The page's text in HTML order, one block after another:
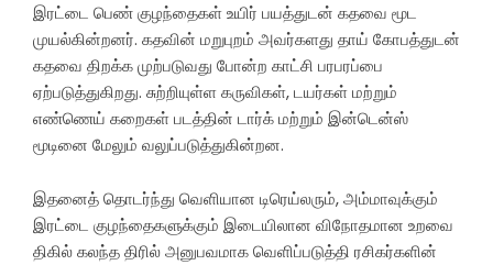
இரட்டை பெண் குழந்தைகள் உயிர் பயத்துடன் கதவை மூட
முயல்கின்றனர். கதவின் மறுபுறம் அவர்களது தாய் கோபத்துடன்
கதவை திறக்க முற்படுவது போன்ற காட்சி பரபரப்பை
ஏற்படுத்துகிறது. சுற்றியுள்ள கருவிகள், டயர்கள் மற்றும்
எண்ணெய் கறைகள் படத்தின் டார்க் மற்றும் இன்டென்ஸ்
மூடினை மேலும் வலுப்படுத்துகின்றன.
இதனைத் தொடர்ந்து வெளியான டிரெய்லரும், அம்மாவுக்கும்
இரட்டை குழந்தைகளுக்கும் இடையிலான விநோதமான உறவை
திகில் கலந்த திரில் அனுபவமாக வெளிப்படுத்தி ரசிகர்களின்